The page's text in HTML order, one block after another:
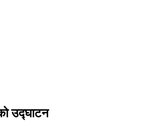
उद्घाटन